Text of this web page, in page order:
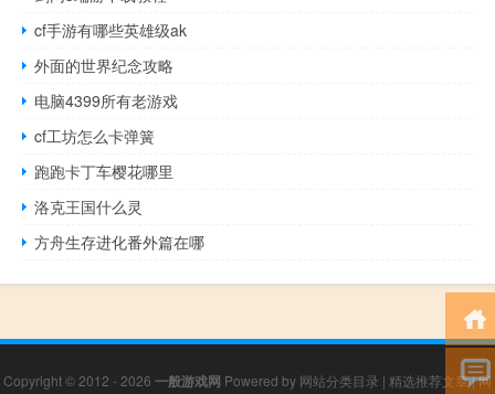
cf手游有哪些英雄级ak
外面的世界纪念攻略
电脑4399所有老游戏
cf工坊怎么卡弹簧
跑跑卡丁车樱花哪里
洛克王国什么灵
方舟生存进化番外篇在哪
Copyright © 2012 - 2026 一般游戏网 Powered by 网站分类目录 | 精选推荐文章|网